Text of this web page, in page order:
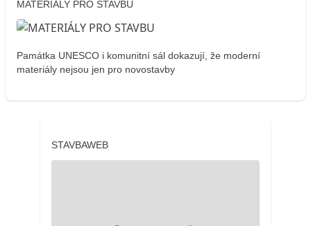
MATERIÁLY PRO STAVBU
Památka UNESCO i komunitní sál dokazují, že moderní
materiály nejsou jen pro novostavby
STAVBAWEB